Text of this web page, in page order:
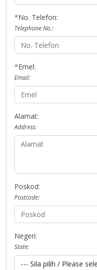
*No. Telefon:
Telephone No.:
*Emel:
Email:
Alamat:
Address:
Poskod:
Postcode:
Negeri:
State: